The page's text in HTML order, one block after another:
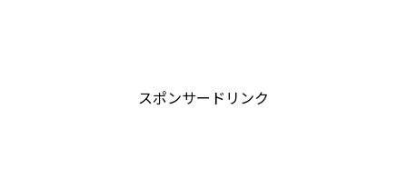
スポンサードリンク